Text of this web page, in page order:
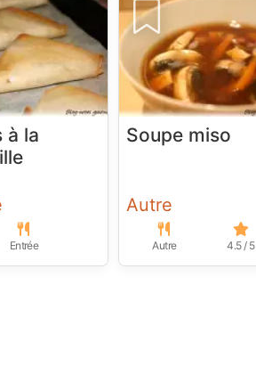
à la
Entrée
Soupe miso
Autre
Autre 4.5 / 5